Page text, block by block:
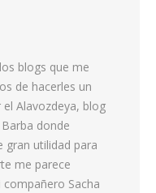
blogs que me
de hacerles un
Alavozdeya, blog
donde
gran utilidad para
me parece
Sacha